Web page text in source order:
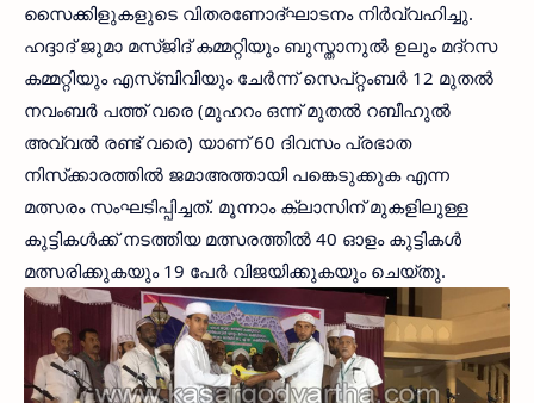
സൈക്കിളുകളുടെ വിതരണോദ്ഘാടനം നിര്‍വ്വഹിച്ചു.
ഹദ്ദാദ് ജുമാ മസ്ജിദ് കമ്മറ്റിയും ബുസ്താനുല്‍ ഉലും മദ്‌റസ
കമ്മറ്റിയും എസ്ബിവിയും ചേര്‍ന്ന് സെപ്റ്റംബര്‍ 12 മുതല്‍
നവംബര്‍ പത്ത് വരെ (മുഹറം ഒന്ന് മുതല്‍ റബീഹുല്‍
അവ്വല്‍ രണ്ട് വരെ) യാണ് 60 ദിവസം പ്രഭാത
നിസ്‌ക്കാരത്തില്‍ ജമാഅത്തായി പങ്കെടുക്കുക എന്ന
മത്സരം സംഘടിപ്പിച്ചത്. മൂന്നാം ക്ലാസിന് മുകളിലുള്ള
കുട്ടികള്‍ക്ക് നടത്തിയ മത്സരത്തില്‍ 40 ഓളം കുട്ടികള്‍
മത്സരിക്കുകയും 19 പേര്‍ വിജയിക്കുകയും ചെയ്തു.